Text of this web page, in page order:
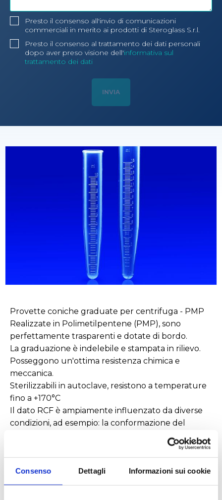
Consenso Dettagli Informazioni sui cookie
Presto il consenso all'invio di comunicazioni
commerciali in merito ai prodotti di Steroglass S.r.l.
Presto il consenso al trattamento dei dati personali
dopo aver preso visione dell'informativa sul
trattamento dei dati
Provette coniche graduate per centrifuga - PMP
Realizzate in Polimetilpentene (PMP), sono
perfettamente trasparenti e dotate di bordo.
La graduazione è indelebile e stampata in rilievo.
Posseggono un'ottima resistenza chimica e
meccanica.
Sterilizzabili in autoclave, resistono a temperature
fino a +170°C
Il dato RCF è ampiamente influenzato da diverse
condizioni, ad esempio: la conformazione del
rotore della centrifuga, la disposizione delle
provette all'interno del rotore, i prodotti chimici
usati, la temperatura ed il tempo di
centrifugazione. Quindi il valore di RCF è indicativo.